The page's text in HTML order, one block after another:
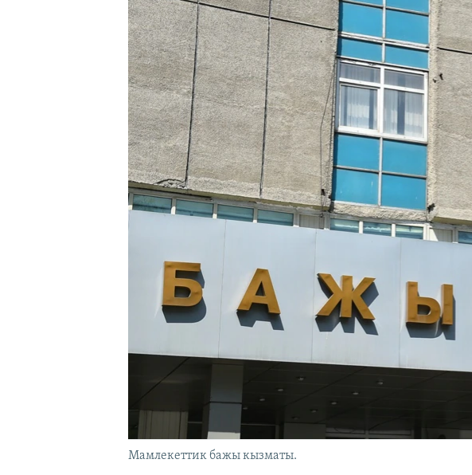
ЫҢГАЙСЫЗ СУРООЛОР
Мамлекеттик бажы кызматы.